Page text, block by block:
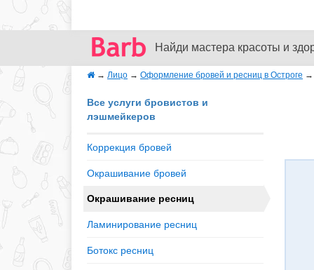
Найди мастера красоты и
→ Лицо → Оформление бровей и ресниц в Остроге
Все услуги бровистов и
лэшмейкеров
Коррекция бровей
Окрашивание бровей
Окрашивание ресниц
Ламинирование ресниц
Ботокс ресниц